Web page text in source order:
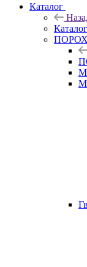
Каталог
Каталог